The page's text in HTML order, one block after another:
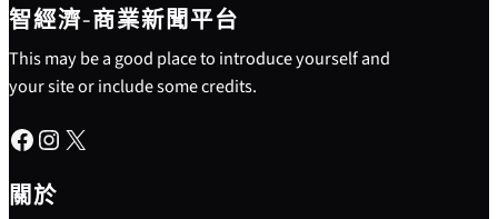
智經濟-商業新聞平台
This may be a good place to introduce yourself and
your site or include some credits.
Facebook Instagram X
關於